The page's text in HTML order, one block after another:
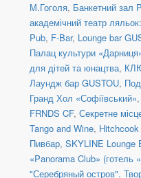
М.Гоголя, Банкетний зал
академічний театр
Pub, F-Bar, Lounge bar
Палац культури
для дітей та юнацтва,
Лаундж бар GUSTOU,
Гранд Хол «Софіївський»,
FRNDS CF, Секретне
Tango and Wine,
Пивбар, SKYLINE Lounge
«Panorama Club» (готель
"Серебряный остров".